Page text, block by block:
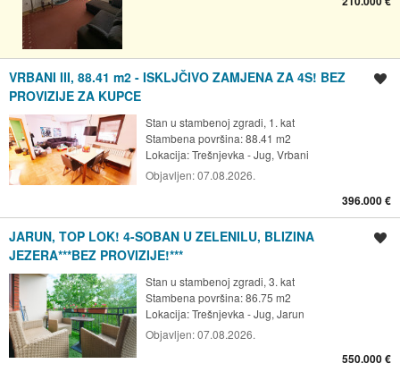
VRBANI III, 88.41 m2 - ISKLJČIVO ZAMJENA ZA 4S! BEZ
PROVIZIJE ZA KUPCE
Stan u stambenoj zgradi, 1. kat
Stambena površina: 88.41 m2
Lokacija:Trešnjevka - Jug, Vrbani
Objavljen:07.08.2026.
396.000 €
JARUN, TOP LOK! 4-SOBAN U ZELENILU, BLIZINA
JEZERA***BEZ PROVIZIJE!***
Stan u stambenoj zgradi, 3. kat
Stambena površina: 86.75 m2
Lokacija:Trešnjevka - Jug, Jarun
Objavljen:07.08.2026.
550.000 €